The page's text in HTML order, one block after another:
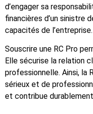
d’engager sa
financières d’un sinistre
capacités de l’entreprise.
Souscrire une RC Pro
Elle sécurise la relation
professionnelle. Ainsi, la
sérieux et de
et contribue